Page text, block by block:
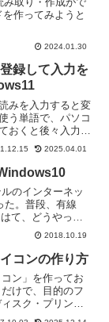
作ってみようと
2024.01.30
録して入力を
みを入力すると変
う単語で、パソコ
おくと後々入力が
2025.04.01
のインターネッ
た。普段、有線
て、どうやって
するんだっけ？忘
でのWi-Fi接続の
く。
2018.10.19
コンの作り方
コン」を作ってお
けで、目的のフ
スク・プリン
webページ等に